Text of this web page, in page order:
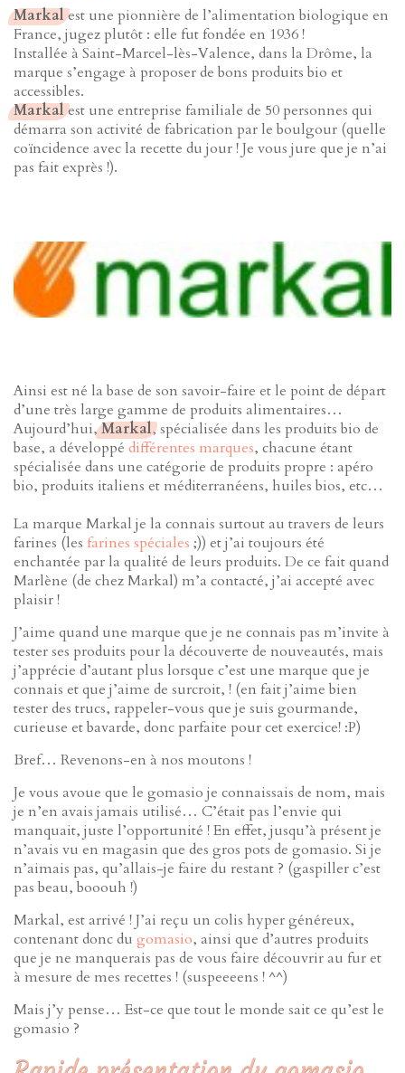
Markalest une pionnière de l’alimentation biologique en
France, jugez plutôt : elle fut fondée en 1936 !
Installée à Saint-Marcel-lès-Valence, dans la Drôme, la
marque s’engage à proposer de bons produits bio et
accessibles.
Markalest une entreprise familiale de 50 personnes qui
démarra son activité de fabrication par le boulgour (quelle
coïncidence avec la recette du jour ! Je vous jure que je n’ai
pas fait exprès !).
Ainsi est né la base de son savoir-faire et le point de départ
d’une très large gamme de produits alimentaires…
Aujourd’hui,Markal, spécialisée dans les produits bio de
base, a développé différentes marques, chacune étant
spécialisée dans une catégorie de produits propre : apéro
bio, produits italiens et méditerranéens, huiles bios, etc…
La marque Markal je la connais surtout au travers de leurs
farines (les farines spéciales ;)) et j’ai toujours été
enchantée par la qualité de leurs produits. De ce fait quand
Marlène (de chez Markal) m’a contacté, j’ai accepté avec
plaisir !
J’aime quand une marque que je ne connais pas m’invite à
tester ses produits pour la découverte de nouveautés, mais
j’apprécie d’autant plus lorsque c’est une marque que je
connais et que j’aime de surcroit, ! (en fait j’aime bien
tester des trucs, rappeler-vous que je suis gourmande,
curieuse et bavarde, donc parfaite pour cet exercice! :P)
Bref… Revenons-en à nos moutons !
Je vous avoue que le gomasio je connaissais de nom, mais
je n’en avais jamais utilisé… C’était pas l’envie qui
manquait, juste l’opportunité ! En effet, jusqu’à présent je
n’avais vu en magasin que des gros pots de gomasio. Si je
n’aimais pas, qu’allais-je faire du restant ? (gaspiller c’est
pas beau, booouh !)
Markal, est arrivé ! J’ai reçu un colis hyper généreux,
contenant donc du gomasio, ainsi que d’autres produits
que je ne manquerais pas de vous faire découvrir au fur et
à mesure de mes recettes ! (suspeeeens ! ^^)
Mais j’y pense… Est-ce que tout le monde sait ce qu’est le
gomasio ?